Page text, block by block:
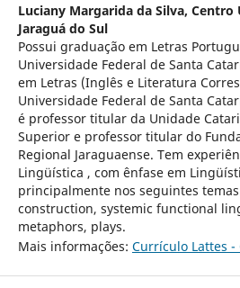
Luciany Margarida da Silva, Centro
Jaraguá do Sul
Possui graduação em Letras
Universidade Federal de Santa
em Letras (Inglês e Literatura
Universidade Federal de Santa
é professor titular da Unidade
Superior e professor titular do
Regional Jaraguaense. Tem
Lingüística , com ênfase em
principalmente nos seguintes
construction, systemic functional
metaphors, plays.
Mais informações: Currículo Lattes -